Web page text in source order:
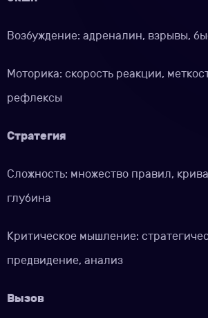
Возбуждение: адреналин, взрывы,
Моторика: скорость реакции,
рефлексы
Стратегия
Сложность: множество правил,
глубина
Критическое мышление:
предвидение, анализ
Вызов